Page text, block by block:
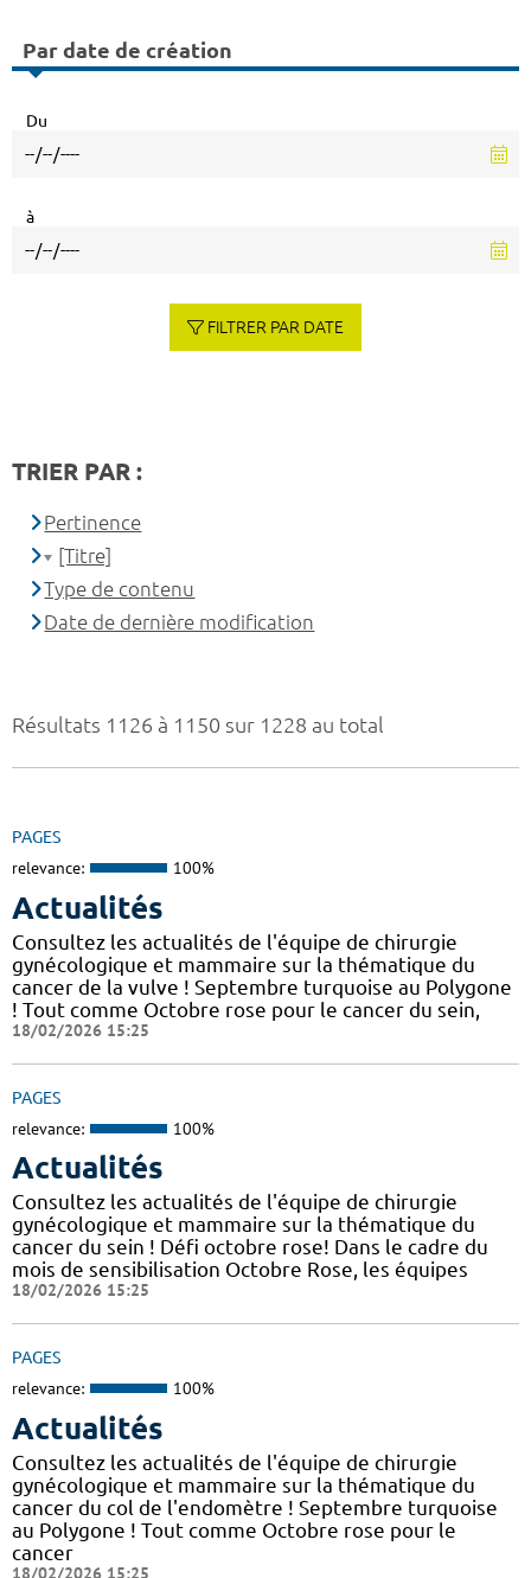
Résultats 1126 à 1150 sur 1228 au total
PAGES
relevance: 100%
Actualités
Consultez les actualités de l'équipe de chirurgie
gynécologique et mammaire sur la thématique du
cancer de la vulve ! Septembre turquoise au Polygone
! Tout comme Octobre rose pour le cancer du sein,
18/02/2026 15:25
PAGES
relevance: 100%
Actualités
Consultez les actualités de l'équipe de chirurgie
gynécologique et mammaire sur la thématique du
cancer du sein ! Défi octobre rose! Dans le cadre du
mois de sensibilisation Octobre Rose, les équipes
18/02/2026 15:25
PAGES
relevance: 100%
Actualités
Consultez les actualités de l'équipe de chirurgie
gynécologique et mammaire sur la thématique du
cancer du col de l'endomètre ! Septembre turquoise
au Polygone ! Tout comme Octobre rose pour le
cancer
18/02/2026 15:25
Par date de création
Du
à
FILTRER PAR DATE
TRIER PAR :
Pertinence
[Titre]
Type de contenu
Date de dernière modification